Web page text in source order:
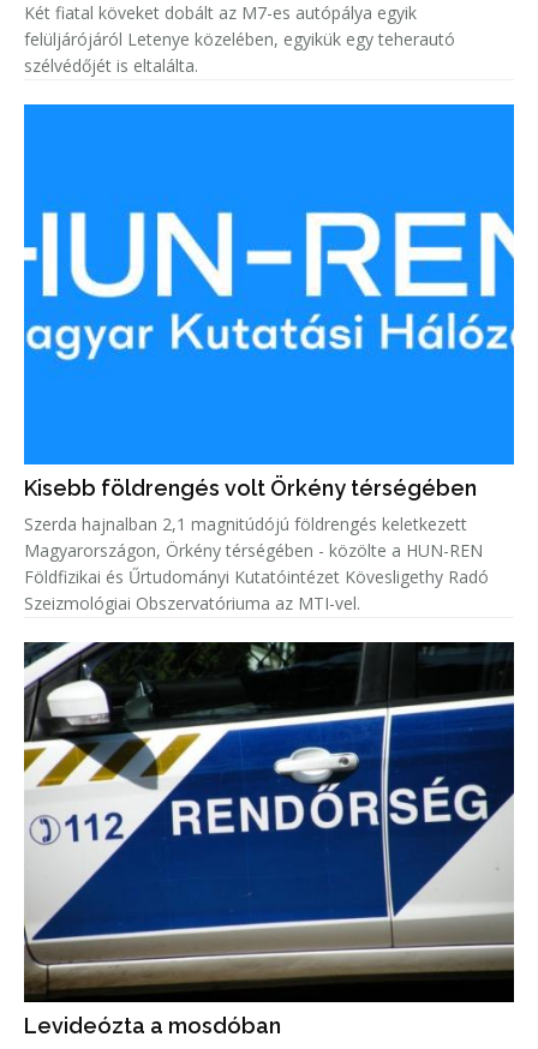
Két fiatal köveket dobált az M7-es autópálya egyik
felüljárójáról Letenye közelében, egyikük egy teherautó
szélvédőjét is eltalálta.
Kisebb földrengés volt Örkény térségében
Szerda hajnalban 2,1 magnitúdójú földrengés keletkezett
Magyarországon, Örkény térségében - közölte a HUN-REN
Földfizikai és Űrtudományi Kutatóintézet Kövesligethy Radó
Szeizmológiai Obszervatóriuma az MTI-vel.
Levideózta a mosdóban